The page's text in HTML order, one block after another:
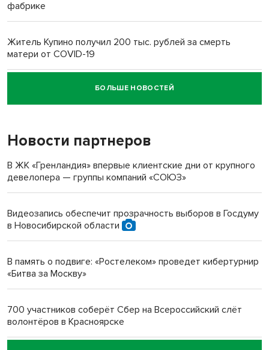
фабрике
Житель Купино получил 200 тыс. рублей за смерть
матери от COVID-19
Новосибирский суд наказал водителя за смерть
пенсионерки на вокзале
«Мы живём на пастбище!»: в новосибирском селе лошади
терроризируют жителей
Инвалид получил условный срок за избиение врачей
Новосибирский преподаватель с женой вошли в топ-16
Обновлённое отделение ВТБ открылось в Искитиме
БОЛЬШЕ НОВОСТЕЙ
Новости партнеров
В ЖК «Гренландия» впервые клиентские дни от крупного
девелопера — группы компаний «СОЮЗ»
Видеозапись обеспечит прозрачность выборов в Госдуму
в Новосибирской области
В память о подвиге: «Ростелеком» проведет кибертурнир
«Битва за Москву»
700 участников соберёт Сбер на Всероссийский слёт
волонтёров в Красноярске